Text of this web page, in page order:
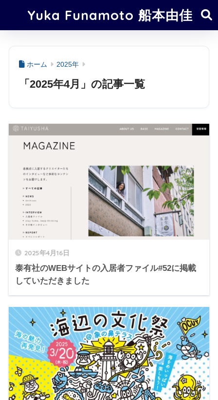
Yuka Funamoto 船本由佳
ホーム 2025年
「2025年4月」の記事一覧
2025年4月16日
泰有社のWEBサイトの入居者ファイル#52に掲載
していただきました